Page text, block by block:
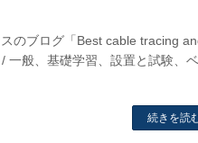
のブログ「Best cable tracing
般、基礎学習、設置と試験、
続きを読